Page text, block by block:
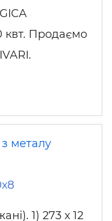
квт. Продаємо
металу
1) 273 х 12